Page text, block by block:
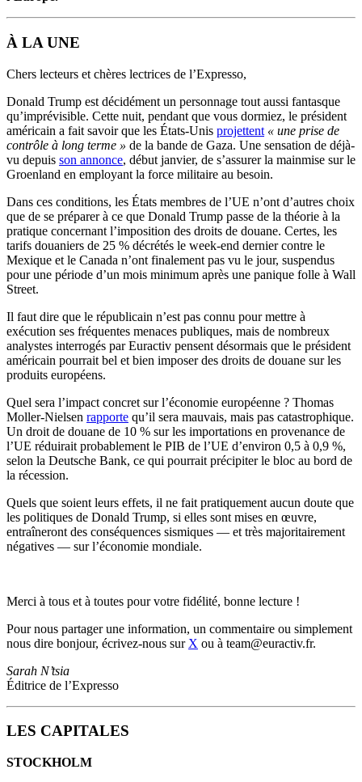
À LA UNE
Chers lecteurs et chères lectrices de l’Expresso,
Donald Trump est décidément un personnage tout aussi fantasque
qu’imprévisible. Cette nuit, pendant que vous dormiez, le président
américain a fait savoir que les États-Unis projettent « une prise de
contrôle à long terme » de la bande de Gaza. Une sensation de déjà-
vu depuis son annonce, début janvier, de s’assurer la mainmise sur le
Groenland en employant la force militaire au besoin.
Dans ces conditions, les États membres de l’UE n’ont d’autres choix
que de se préparer à ce que Donald Trump passe de la théorie à la
pratique concernant l’imposition des droits de douane. Certes, les
tarifs douaniers de 25 % décrétés le week-end dernier contre le
Mexique et le Canada n’ont finalement pas vu le jour, suspendus
pour une période d’un mois minimum après une panique folle à Wall
Street.
Il faut dire que le républicain n’est pas connu pour mettre à
exécution ses fréquentes menaces publiques, mais de nombreux
analystes interrogés par Euractiv pensent désormais que le président
américain pourrait bel et bien imposer des droits de douane sur les
produits européens.
Quel sera l’impact concret sur l’économie européenne ? Thomas
Moller-Nielsen rapporte qu’il sera mauvais, mais pas catastrophique.
Un droit de douane de 10 % sur les importations en provenance de
l’UE réduirait probablement le PIB de l’UE d’environ 0,5 à 0,9 %,
selon la Deutsche Bank, ce qui pourrait précipiter le bloc au bord de
la récession.
Quels que soient leurs effets, il ne fait pratiquement aucun doute que
les politiques de Donald Trump, si elles sont mises en œuvre,
entraîneront des conséquences sismiques — et très majoritairement
négatives — sur l’économie mondiale.
Merci à tous et à toutes pour votre fidélité, bonne lecture !
Pour nous partager une information, un commentaire ou simplement
nous dire bonjour, écrivez-nous sur X ou à team@euractiv.fr.
Sarah N’tsia
Éditrice de l’Expresso
LES CAPITALES
STOCKHOLM